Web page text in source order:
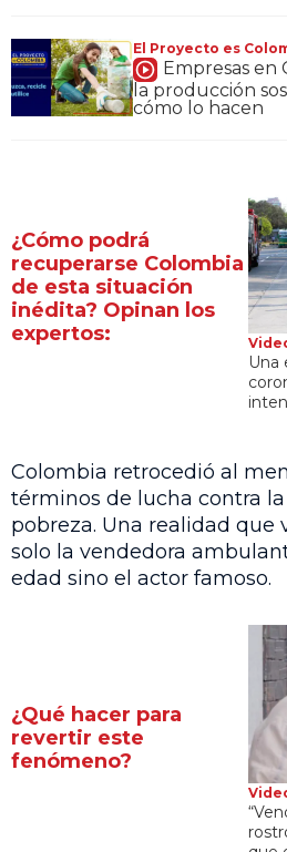
El Proyecto es
Empresas
la producción
cómo lo hacen
¿Cómo podrá
recuperarse Colombia
de esta situación
inédita? Opinan los
expertos:
Una
Colombia retrocedió al
términos de lucha contra
pobreza. Una realidad que
solo la vendedora
edad sino el actor famoso.
¿Qué hacer para
revertir este
fenómeno?